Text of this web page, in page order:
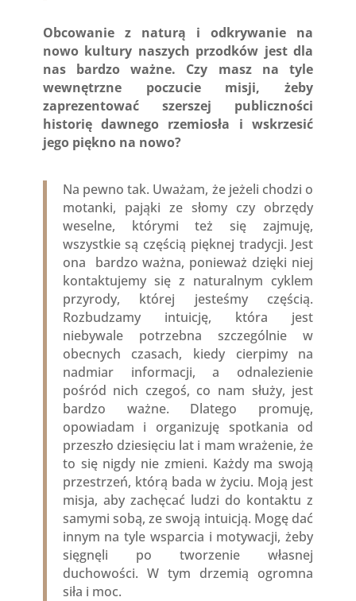
Obcowanie z naturą i odkrywanie na
nowo kultury naszych przodków jest dla
nas bardzo ważne. Czy masz na tyle
wewnętrzne poczucie misji, żeby
zaprezentować szerszej publiczności
historię dawnego rzemiosła i wskrzesić
jego piękno na nowo?
Na pewno tak. Uważam, że jeżeli chodzi o
motanki, pająki ze słomy czy obrzędy
weselne, którymi też się zajmuję,
wszystkie są częścią pięknej tradycji. Jest
ona bardzo ważna, ponieważ dzięki niej
kontaktujemy się z naturalnym cyklem
przyrody, której jesteśmy częścią.
Rozbudzamy intuicję, która jest
niebywale potrzebna szczególnie w
obecnych czasach, kiedy cierpimy na
nadmiar informacji, a odnalezienie
pośród nich czegoś, co nam służy, jest
bardzo ważne. Dlatego promuję,
opowiadam i organizuję spotkania od
przeszło dziesięciu lat i mam wrażenie, że
to się nigdy nie zmieni. Każdy ma swoją
przestrzeń, którą bada w życiu. Moją jest
misja, aby zachęcać ludzi do kontaktu z
samymi sobą, ze swoją intuicją. Mogę dać
innym na tyle wsparcia i motywacji, żeby
sięgnęli po tworzenie własnej
duchowości. W tym drzemią ogromna
siła i moc.